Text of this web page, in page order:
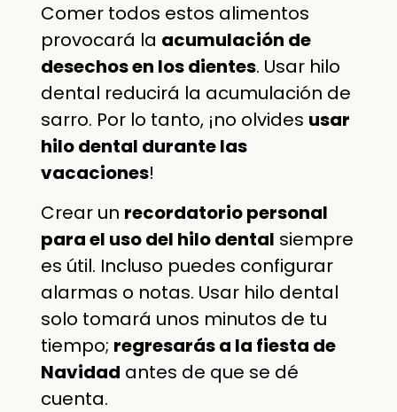
Comer todos estos alimentos
provocará la acumulación de
desechos en los dientes. Usar hilo
dental reducirá la acumulación de
sarro. Por lo tanto, ¡no olvides usar
hilo dental durante las
vacaciones!
Crear un recordatorio personal
para el uso del hilo dental siempre
es útil. Incluso puedes configurar
alarmas o notas. Usar hilo dental
solo tomará unos minutos de tu
tiempo; regresarás a la fiesta de
Navidad antes de que se dé
cuenta.